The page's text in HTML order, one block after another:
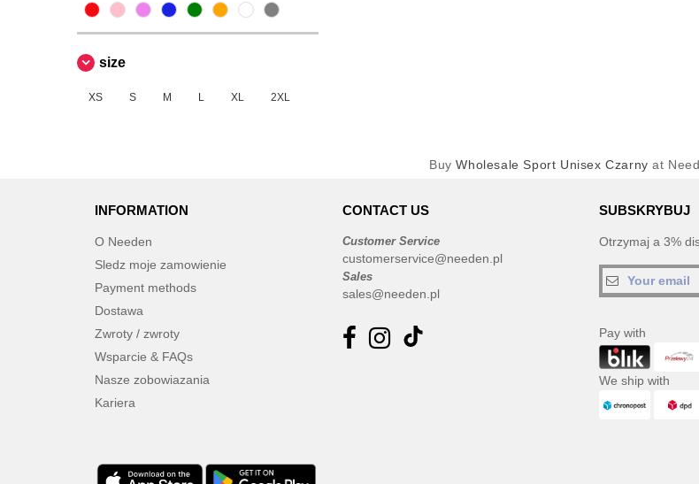
size
XS S M L XL 2XL
BuyWholesale Sport Unisex Czarny at
INFORMATION
O Needen
Sledz moje zamowienie
Payment methods
Dostawa
Zwroty / zwroty
Wsparcie & FAQs
Nasze zobowiazania
Kariera
CONTACT US
Customer Service
customerservice@needen.pl
Sales
sales@needen.pl
SUBSKRYBUJ
Otrzymaj a 3%
Pay with
We ship with